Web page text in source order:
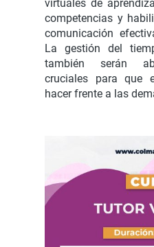
virtuales de
competencias y
comunicación
La gestión del
también serán
cruciales para que
hacer frente a las